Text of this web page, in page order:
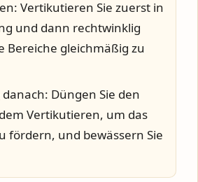
: Vertikutieren Sie zuerst in
und dann rechtwinklig
Bereiche gleichmäßig zu
danach: Düngen Sie den
Vertikutieren, um das
fördern, und bewässern Sie